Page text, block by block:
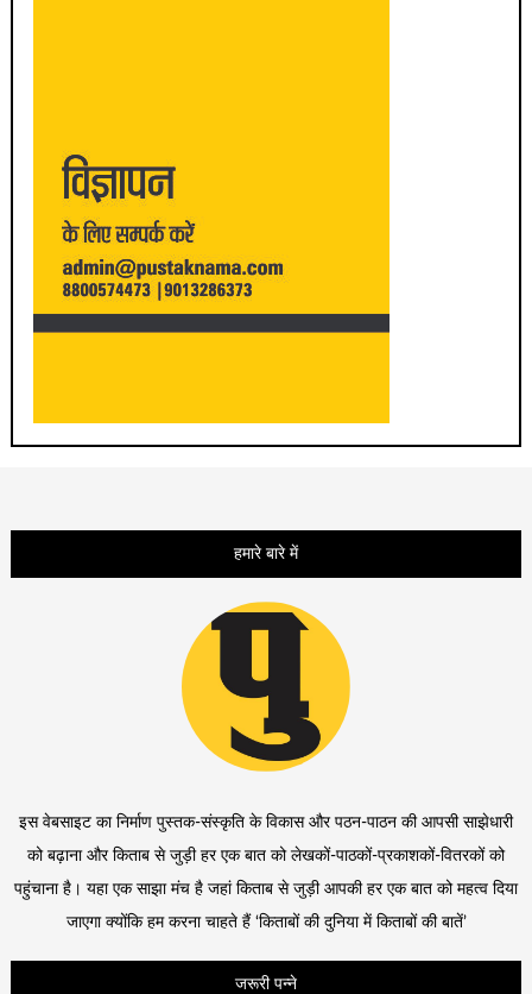
हमारे बारे में
इस वेबसाइट का निर्माण पुस्तक-संस्कृति के विकास और पठन-पाठन की आपसी साझेधारी
को बढ़ाना और किताब से जुड़ी हर एक बात को लेखकों-पाठकों-प्रकाशकों-वितरकों को
पहुंचाना है। यहा एक साझा मंच है जहां किताब से जुड़ी आपकी हर एक बात को महत्व दिया
जाएगा क्योंकि हम करना चाहते हैं ‘किताबों की दुनिया में किताबों की बातें’
जरूरी पन्ने